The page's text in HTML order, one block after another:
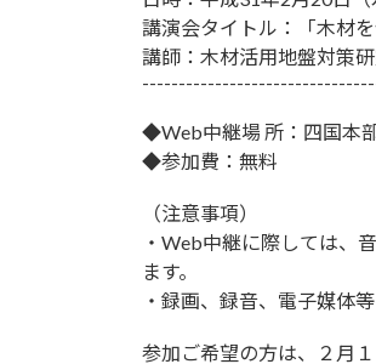
講演会タイトル：「木材
講師：木材活用地盤対策
◆Web中継場 所：四国本
◆参加費：無料
（注意事項）
・Web中継に際しては、
ます。
・録画、録音、電子媒体
参加ご希望の方は、２月